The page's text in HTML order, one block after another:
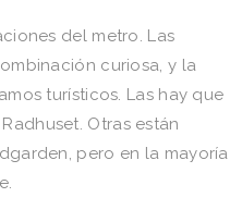
del metro. Las
curiosa, y la
turísticos. Las hay que
Otras están
pero en la mayoría